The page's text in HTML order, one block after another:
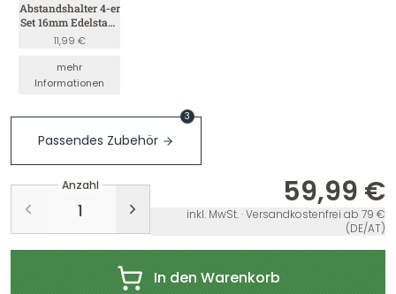
Abstandshalter 4-er
Set 16mm Edelstahl
(Satin 4mm)
11,99 €
mehr
Informationen
Passendes Zubehör
3
Anzahl 59,99 €
inkl. MwSt. · Versandkostenfrei ab 79 €
(DE/AT)
In den Warenkorb